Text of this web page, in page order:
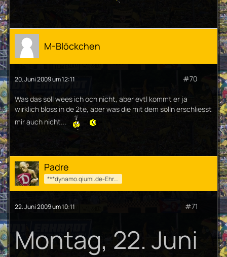
M-Blöckchen
20. Juni 2009 um 12:11 #70
Was das soll wees ich och nicht, aber evtl kommt er ja
wirklich bloss in de 2te, aber was die mit dem solln erschliesst
mir auch nicht...
Padre
***dynamo.qiumi.de-Ehrenmod***
22. Juni 2009 um 10:11 #71
Montag, 22. Juni